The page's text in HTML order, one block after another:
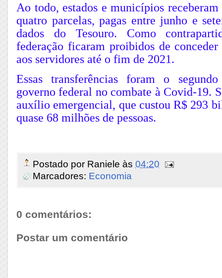
Ao todo, estados e municípios
quatro parcelas, pagas entre junho e
dados do Tesouro. Como
federação ficaram proibidos de conceder
aos servidores até o fim de 2021.
Essas transferências foram o
governo federal no combate à Covid-19.
auxílio emergencial, que custou R$ 293
quase 68 milhões de pessoas.
Postado por Raniele às 04:20
Marcadores: Economia
0 comentários:
Postar um comentário